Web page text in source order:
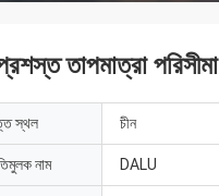
তাপমাত্রা পরিসীমা
স্থল চীন
নাম DALU